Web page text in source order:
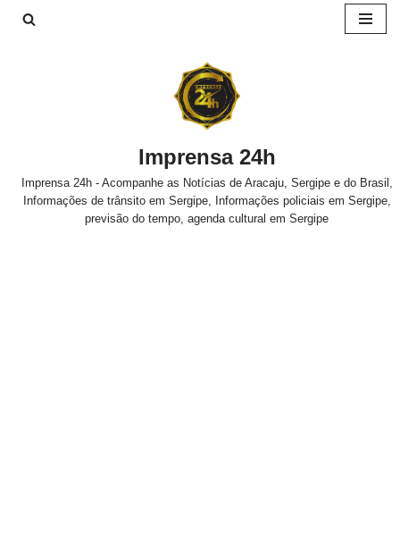
Imprensa 24h
Imprensa 24h - Acompanhe as Notícias de Aracaju, Sergipe e do Brasil,
Informações de trânsito em Sergipe, Informações policiais em Sergipe,
previsão do tempo, agenda cultural em Sergipe